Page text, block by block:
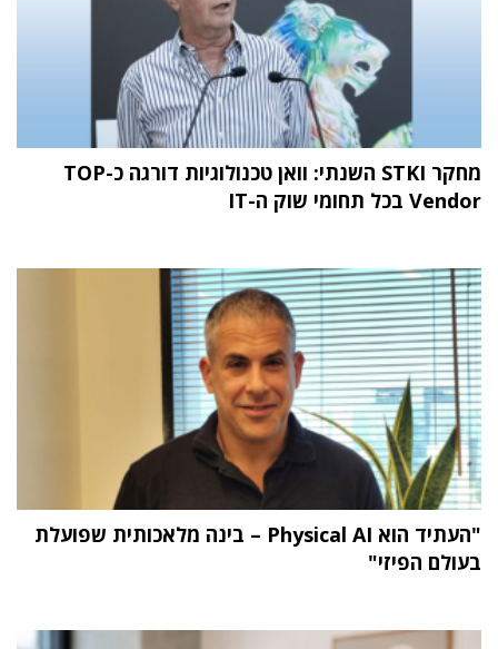
מחקר STKI השנתי: וואן טכנולוגיות דורגה כ-TOP
Vendor בכל תחומי שוק ה-IT
"העתיד הוא Physical AI – בינה מלאכותית שפועלת
בעולם הפיזי"